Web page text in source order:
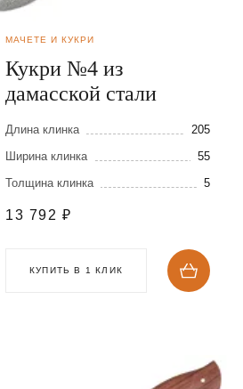
МАЧЕТЕ И КУКРИ
Кукри №4 из
дамасской стали
Длина клинка
205
Ширина клинка
55
Толщина клинка
5
13 792 ₽
КУПИТЬ В 1 КЛИК